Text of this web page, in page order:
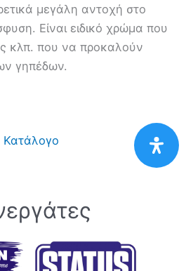
μεγάλη αντοχή στο
Είναι ειδικό χρώμα που
κλπ. που να προκαλούν
γηπέδων.
Κατάλογο